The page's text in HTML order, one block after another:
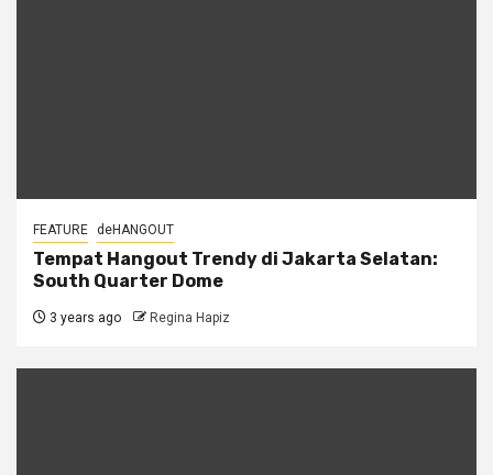
FEATURE deHANGOUT
Tempat Hangout Trendy di Jakarta Selatan:
South Quarter Dome
3 years ago Regina Hapiz